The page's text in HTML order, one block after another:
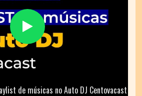
de músicas no Auto DJ Centovacast